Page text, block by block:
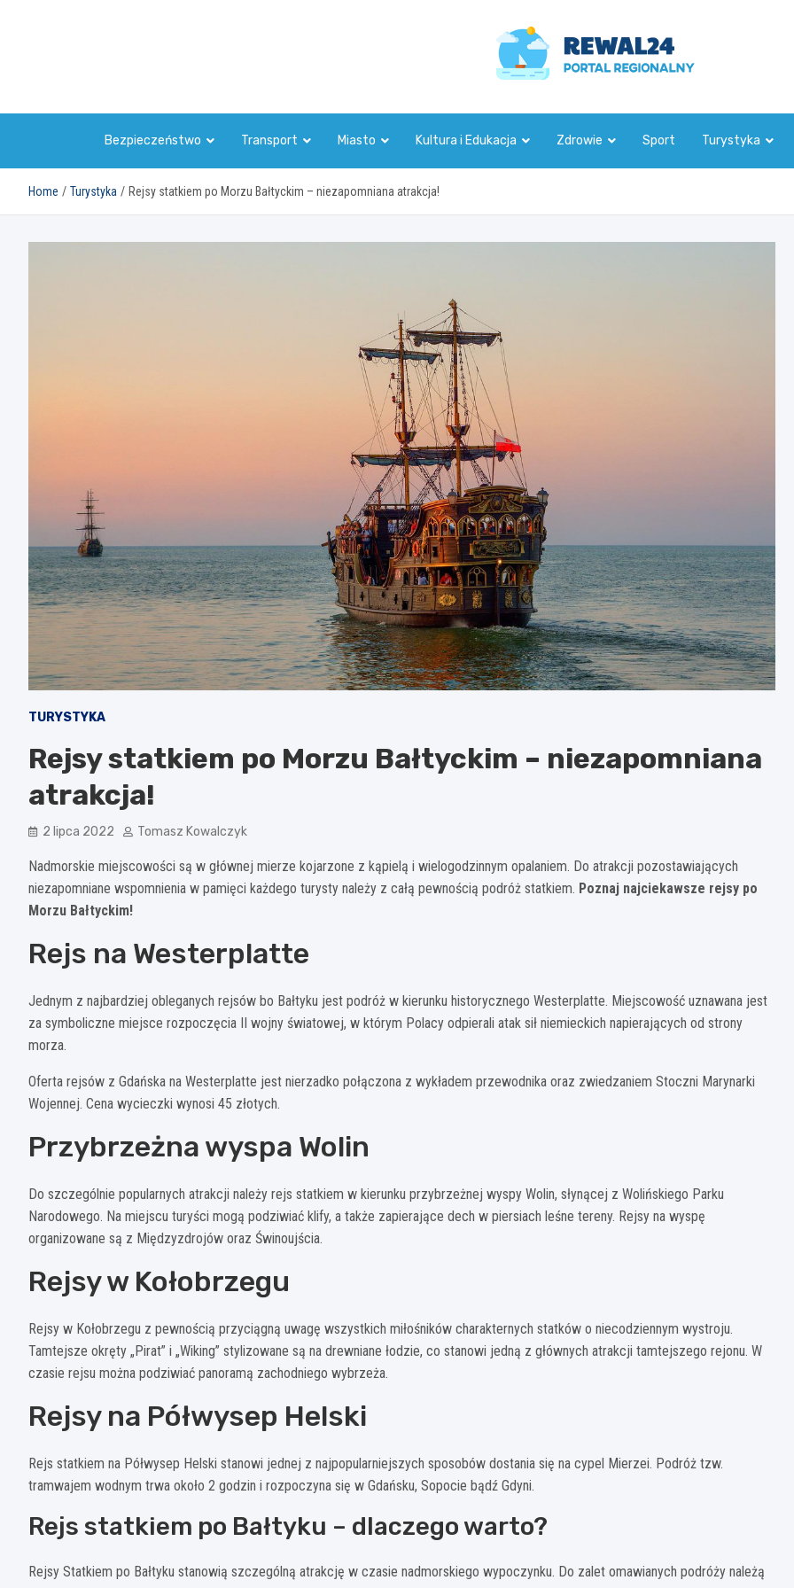
rewal24.pl
Bezpieczeństwo Transport Miasto Kultura i Edukacja Zdrowie Sport Turystyka
Home Turystyka Rejsy statkiem po Morzu Bałtyckim – niezapomniana atrakcja!
TURYSTYKA
Rejsy statkiem po Morzu Bałtyckim – niezapomniana
atrakcja!
2 lipca 2022 Tomasz Kowalczyk
Nadmorskie miejscowości są w głównej mierze kojarzone z kąpielą i wielogodzinnym opalaniem. Do atrakcji pozostawiających
niezapomniane wspomnienia w pamięci każdego turysty należy z całą pewnością podróż statkiem. Poznaj najciekawsze rejsy po
Morzu Bałtyckim!
Rejs na Westerplatte
Jednym z najbardziej obleganych rejsów bo Bałtyku jest podróż w kierunku historycznego Westerplatte. Miejscowość uznawana jest
za symboliczne miejsce rozpoczęcia II wojny światowej, w którym Polacy odpierali atak sił niemieckich napierających od strony
morza.
Oferta rejsów z Gdańska na Westerplatte jest nierzadko połączona z wykładem przewodnika oraz zwiedzaniem Stoczni Marynarki
Wojennej. Cena wycieczki wynosi 45 złotych.
Przybrzeżna wyspa Wolin
Do szczególnie popularnych atrakcji należy rejs statkiem w kierunku przybrzeżnej wyspy Wolin, słynącej z Wolińskiego Parku
Narodowego. Na miejscu turyści mogą podziwiać klify, a także zapierające dech w piersiach leśne tereny. Rejsy na wyspę
organizowane są z Międzyzdrojów oraz Świnoujścia.
Rejsy w Kołobrzegu
Rejsy w Kołobrzegu z pewnością przyciągną uwagę wszystkich miłośników charakternych statków o niecodziennym wystroju.
Tamtejsze okręty „Pirat” i „Wiking” stylizowane są na drewniane łodzie, co stanowi jedną z głównych atrakcji tamtejszego rejonu. W
czasie rejsu można podziwiać panoramą zachodniego wybrzeża.
Rejsy na Półwysep Helski
Rejs statkiem na Półwysep Helski stanowi jednej z najpopularniejszych sposobów dostania się na cypel Mierzei. Podróż tzw.
tramwajem wodnym trwa około 2 godzin i rozpoczyna się w Gdańsku, Sopocie bądź Gdyni.
Rejs statkiem po Bałtyku – dlaczego warto?
Rejsy Statkiem po Bałtyku stanowią szczególną atrakcję w czasie nadmorskiego wypoczynku. Do zalet omawianych podróży należą